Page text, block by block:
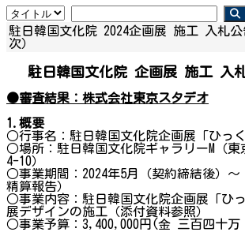
駐日韓国文化院 2024企画展 施工 入札公
次）
駐日韓国文化院 企画展 施工 入札
●審査結果：株式会社東京スタデオ
1. 概要
○行事名：駐日韓国文化院企画展「ひっ
○場所：駐日韓国文化院ギャラリーM（
4-10）
○事業期間：2024年5月（契約締結後）～
精算報告）
○事業内容：駐日韓国文化院企画展「ひっ
展デザインの施工（添付資料参照）
○事業予算：3,400,000円(金 三百四十万